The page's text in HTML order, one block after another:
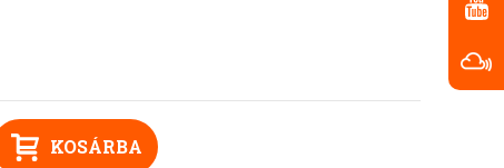
KOSÁRBA